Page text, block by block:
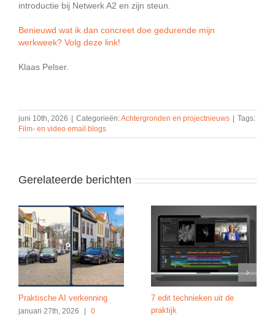
introductie bij Netwerk A2 en zijn steun.
Benieuwd wat ik dan concreet doe gedurende mijn
werkweek? Volg deze link!
Klaas Pelser.
juni 10th, 2026 Categorieën:Achtergronden en projectnieuws
Tags:
Film- en video email blogs
Gerelateerde berichten
Praktische AI verkenning
januari 27th, 2026 |
0
7 edit technieken uit de
praktijk